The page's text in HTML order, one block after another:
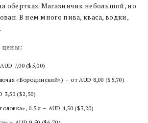
обертках. Магазинчик небольшой, но
В нем много пива, кваса, водки,
цены:
7,00 ($5,00)
«Бородинский») – от AUD 8,00 ($5,70)
3,50 ($2,50)
0,5 л – AUD 4,50 ($3,20)